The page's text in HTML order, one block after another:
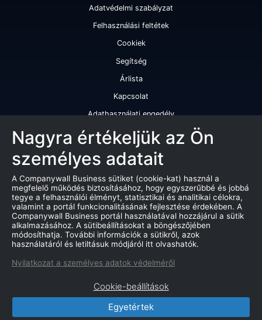
Adatvédelmi szabályzat
Felhasználási feltétek
Cookiek
Segítség
Árlista
Kapcsolat
Adathasználati engedély
Szolgáltatásaink
Cégminősítés
Cégminősítési riport
Kiváló cégminősítési tanúsítvány
Termékek
Companywall Business - Adattovábbítási szerződés
Marketing adatbázis
Nagyra értékeljük az Ön
személyes adatait
A Companywall Business sütiket (cookie-kat) használ a
megfelelő működés biztosításához, hogy egyszerűbbé és jobbá
tegye a felhasználói élményt, statisztikai és analitikai célokra,
valamint a portál funkcionalitásának fejlesztése érdekében. A
Companywall Business portál használatával hozzájárul a sütik
alkalmazásához. A sütibeállításokat a böngészőjében
módosíthatja. További információk a sütikről, azok
használatáról és letiltásuk módjáról itt olvashatók.
Nyilatkozat a személyes adatok védelméről
Cookie-beállítások
Egyetértek